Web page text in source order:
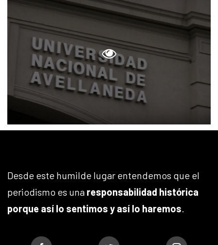
Desde este humilde lugar entendemos que el
periodismo es una responsabilidad histórica
porque así lo sentimos y así lo haremos.